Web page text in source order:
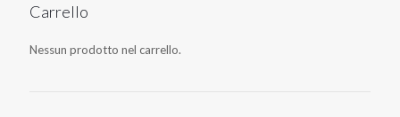
Carrello
Nessun prodotto nel carrello.